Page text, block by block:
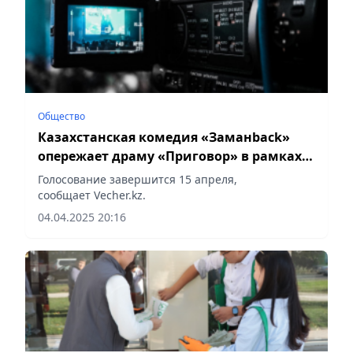
Общество
Казахстанская комедия «Заманback»
опережает драму «Приговор» в рамках
голосования премии Freedom Ticketon
Голосование завершится 15 апреля,
сообщает Vecher.kz.
04.04.2025 20:16